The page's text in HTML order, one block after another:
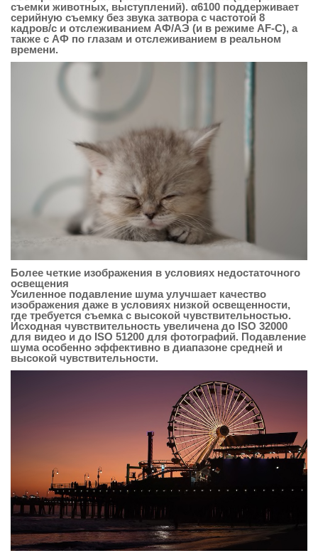
съемки животных, выступлений). α6100 поддерживает
серийную съемку без звука затвора с частотой 8
кадров/с и отслеживанием АФ/АЭ (и в режиме AF-C), а
также с АФ по глазам и отслеживанием в реальном
времени.
Более четкие изображения в условиях недостаточного
освещения
Усиленное подавление шума улучшает качество
изображения даже в условиях низкой освещенности,
где требуется съемка с высокой чувствительностью.
Исходная чувствительность увеличена до ISO 32000
для видео и до ISO 51200 для фотографий. Подавление
шума особенно эффективно в диапазоне средней и
высокой чувствительности.